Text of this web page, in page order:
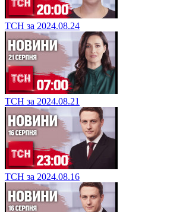
ТСН за 2024.08.24
ТСН за 2024.08.21
ТСН за 2024.08.16